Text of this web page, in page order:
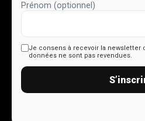
Prénom (optionnel)
Je consens à recevoir la newsletter
données ne sont pas revendues.